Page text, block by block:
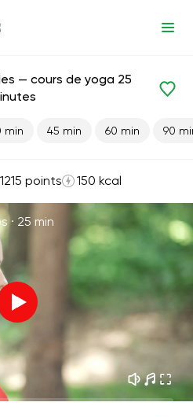
— cours de yoga 25
min 45 min 60 min 90
1215 points 150 kcal
· 25 min